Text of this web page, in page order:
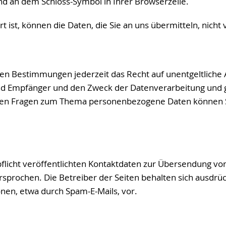
ist, können die Daten, die Sie an uns übermitteln,
Bestimmungen jederzeit das Recht auf
und den Zweck der Datenverarbeitung und
Fragen zum Thema personenbezogene Daten
veröffentlichten Kontaktdaten zur Übersendung
Die Betreiber der Seiten behalten sich
etwa durch Spam-E-Mails, vor.